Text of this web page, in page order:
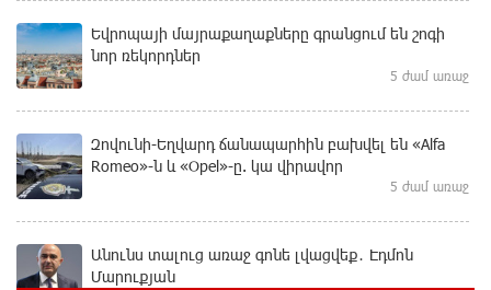
Եվրոպայի մայրաքաղաքները գրանցում են շոգի
նոր ռեկորդներ
5 ժամ առաջ
Զովունի-Եղվարդ ճանապարհին բախվել են «Alfa
Romeo»-ն և «Opel»-ը. կա վիրավոր
5 ժամ առաջ
Անունս տալուց առաջ գոնե լվացվեք․ Էդմոն
Մարուքյան